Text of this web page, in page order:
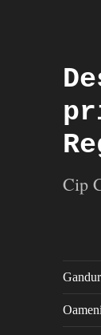
Cip
Oameni